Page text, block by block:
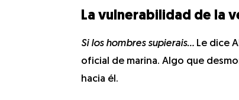
La vulnerabilidad de la
Si los hombres supierais… Le dice
oficial de marina. Algo que
hacia él.